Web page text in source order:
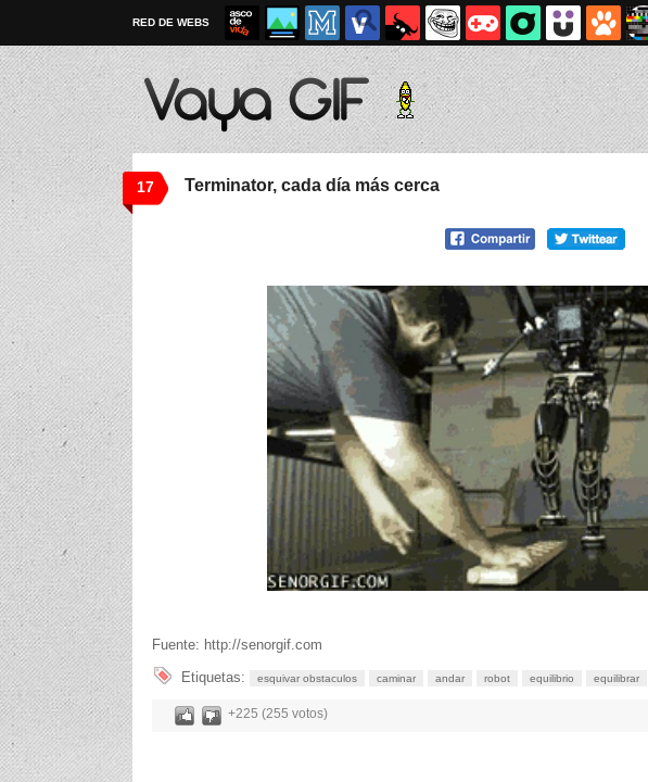
RED DE WEBS
17 Terminator, cada día más cerca
Fuente: http://senorgif.com
Etiquetas:
esquivar obstaculos caminar andar robot equilibrio equilibrar
+225 (255 votos)